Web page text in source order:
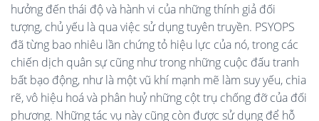
hưởng đến thái độ và hành vi của những thính giả đối
tượng, chủ yếu là qua việc sử dụng tuyên truyền. PSYOPS
đã từng bao nhiêu lần chứng tỏ hiệu lực của nó, trong các
chiến dịch quân sự cũng như trong những cuộc đấu tranh
bất bạo động, như là một vũ khí mạnh mẽ làm suy yếu, chia
rẽ, vô hiệu hoá và phân huỷ những cột trụ chống đỡ của đối
phương. Những tác vụ này cũng còn được sử dụng để hỗ